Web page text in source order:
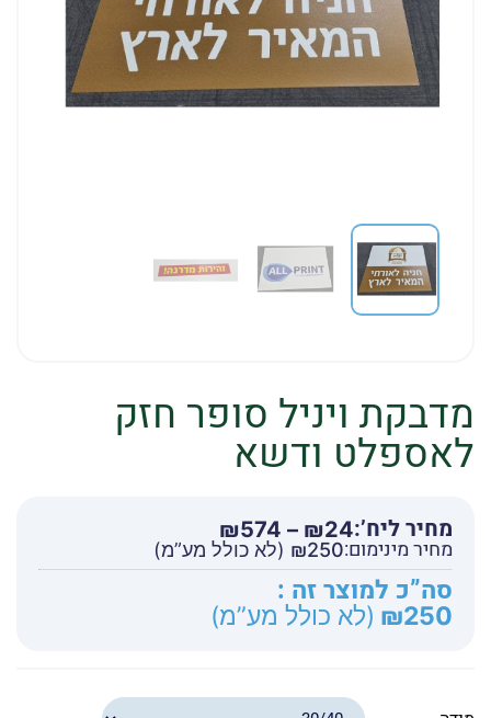
מדבקת ויניל סופר חזק
לאספלט ודשא
מחיר ליח’: ₪24
–
₪574
מחירים:
מחיר מינימום: ₪250 (לא כולל מע”מ)
סה”כ למוצר זה :
₪250 (לא כולל מע”מ)